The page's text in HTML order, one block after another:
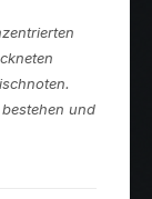
und